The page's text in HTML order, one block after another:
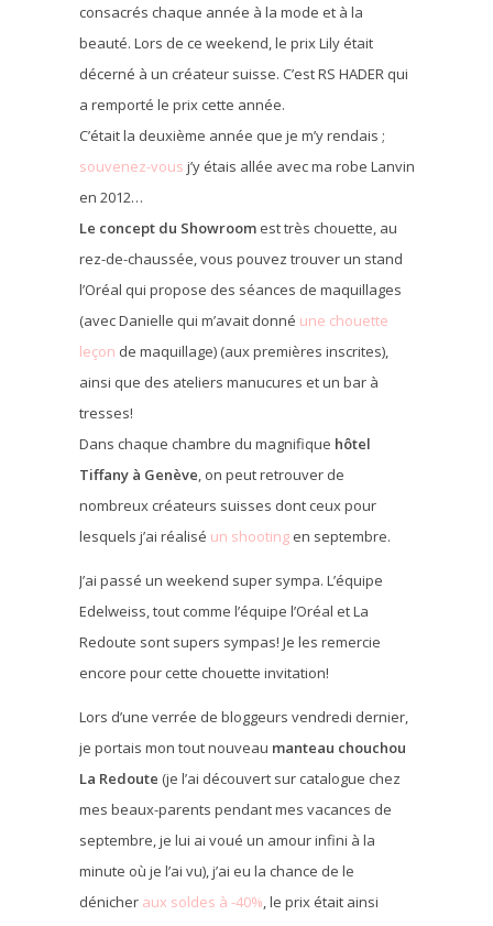
consacrés chaque année à la mode et à la
beauté. Lors de ce weekend, le prix Lily était
décerné à un créateur suisse. C’est RS HADER qui
a remporté le prix cette année.
C’était la deuxième année que je m’y rendais ;
souvenez-vous j’y étais allée avec ma robe Lanvin
en 2012…
Le concept du Showroomest très chouette, au
rez-de-chaussée, vous pouvez trouver un stand
l’Oréal qui propose des séances de maquillages
(avec Danielle qui m’avait donné une chouette
leçon de maquillage) (aux premières inscrites),
ainsi que des ateliers manucures et un bar à
tresses!
Dans chaque chambre du magnifique hôtel
Tiffany à Genève, on peut retrouver de
nombreux créateurs suisses dont ceux pour
lesquels j’ai réalisé un shootingen septembre.
J’ai passé un weekend super sympa. L’équipe
Edelweiss, tout comme l’équipe l’Oréal et La
Redoute sont supers sympas! Je les remercie
encore pour cette chouette invitation!
Lors d’une verrée de bloggeurs vendredi dernier,
je portais mon tout nouveau manteau chouchou
La Redoute (je l’ai découvert sur catalogue chez
mes beaux-parents pendant mes vacances de
septembre, je lui ai voué un amour infini à la
minute où je l’ai vu), j’ai eu la chance de le
dénicher aux soldes à -40%, le prix était ainsi